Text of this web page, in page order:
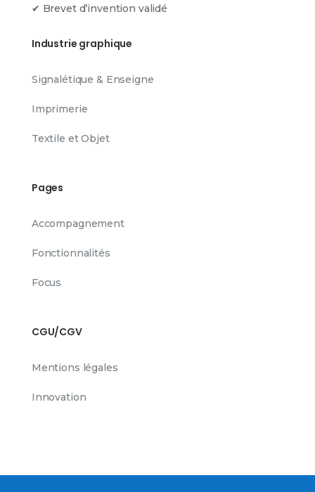
✔ Brevet d’invention validé
Industrie graphique
Signalétique & Enseigne
Imprimerie
Textile et Objet
Pages
Accompagnement
Fonctionnalités
Focus
CGU/CGV
Mentions légales
Innovation